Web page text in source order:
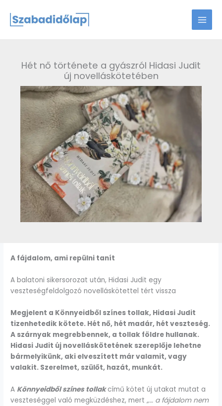
content
Hét nő története a gyászról Hidasi Judit
új novelláskötetében
A fájdalom, ami repülni tanít
A balatoni sikersorozat után, Hidasi Judit egy
veszteségfeldolgozó novelláskötettel tért vissza
Megjelent a Könnyeidből színes tollak, Hidasi Judit
tizenhetedik kötete. Hét nő, hét madár, hét veszteség.
A szárnyak megrebbennek, a tollak földre hullanak.
Hidasi Judit új novelláskötetének szereplője lehetne
bármelyikünk, aki elveszített már valamit, vagy
valakit. Szerelmet, szülőt, hazát, munkát.
A Könnyeidből színes tollakcímű kötet új utakat mutat a
veszteséggel való megküzdéshez, mert„… a fájdalom nem